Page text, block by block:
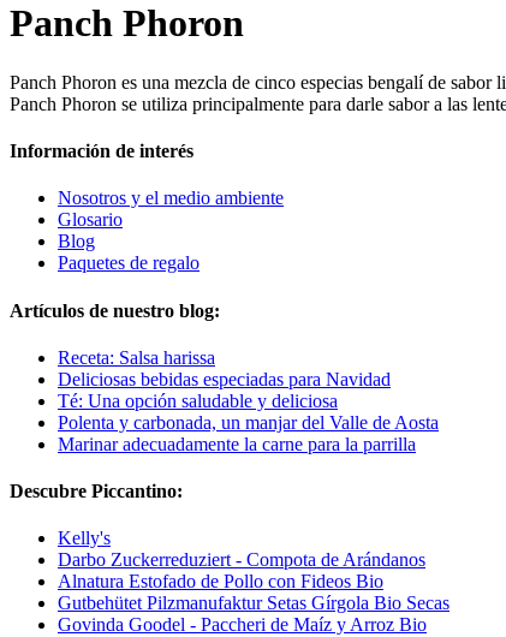
Panch Phoron
Panch Phoron es una mezcla de cinco especias bengalí de
Panch Phoron se utiliza principalmente para darle sabor a las
Información de interés
Nosotros y el medio ambiente
Glosario
Blog
Paquetes de regalo
Artículos de nuestro blog:
Receta: Salsa harissa
Deliciosas bebidas especiadas para Navidad
Té: Una opción saludable y deliciosa
Polenta y carbonada, un manjar del Valle de Aosta
Marinar adecuadamente la carne para la parrilla
Descubre Piccantino:
Kelly's
Darbo Zuckerreduziert - Compota de Arándanos
Alnatura Estofado de Pollo con Fideos Bio
Gutbehütet Pilzmanufaktur Setas Gírgola Bio Secas
Govinda Goodel - Paccheri de Maíz y Arroz Bio